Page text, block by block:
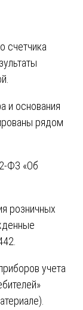
счетчика
и основания
рядом
ФЗ «Об
розничных
учета